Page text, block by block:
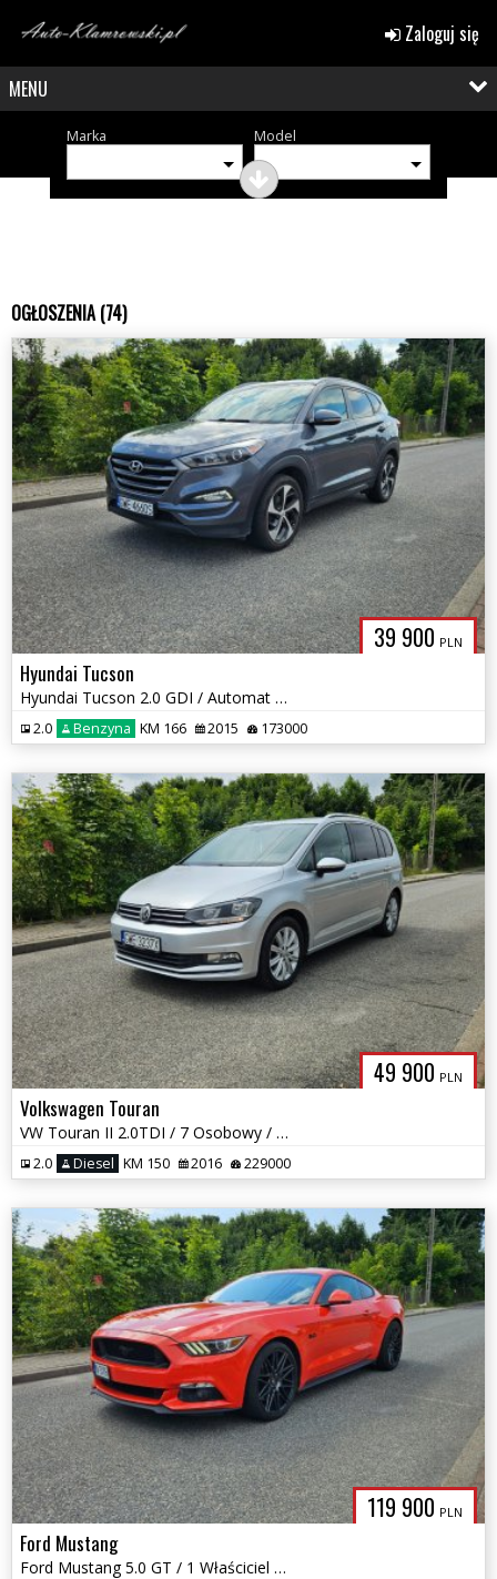
Zaloguj się
MENU
Marka Model
OGŁOSZENIA (74)
39 900 PLN
Hyundai Tucson
Hyundai Tucson 2.0 GDI / Automat / 4x4 / Kamera cofania / Koła 19'
2.0 Benzyna KM 166 2015 173000
49 900 PLN
Volkswagen Touran
VW Touran II 2.0TDI / 7 Osobowy / 1 Właściciel / Nawi / Park assist
2.0 Diesel KM 150 2016 229000
119 900 PLN
Ford Mustang
Ford Mustang 5.0 GT / 1 Właściciel w PL / Skóra / Kamera / Keyless go